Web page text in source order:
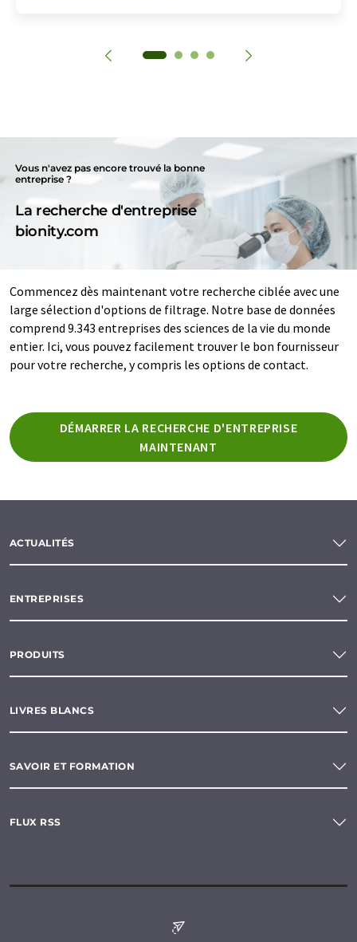
Vous n'avez pas encore trouvé la bonne
entreprise ?
La recherche d'entreprise
bionity.com
Commencez dès maintenant votre recherche ciblée avec une
large sélection d'options de filtrage. Notre base de données
comprend 9.343 entreprises des sciences de la vie du monde
entier. Ici, vous pouvez facilement trouver le bon fournisseur
pour votre recherche, y compris les options de contact.
DÉMARRER LA RECHERCHE D'ENTREPRISE
MAINTENANT
ACTUALITÉS
ENTREPRISES
PRODUITS
LIVRES BLANCS
SAVOIR ET FORMATION
FLUX RSS